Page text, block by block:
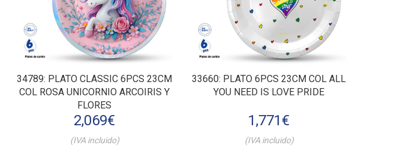
34789: PLATO CLASSIC 6PCS 23CM
COL ROSA UNICORNIO ARCOIRIS Y
FLORES
2,069€
(IVA incluido)
33660: PLATO 6PCS 23CM COL ALL
YOU NEED IS LOVE PRIDE
1,771€
(IVA incluido)